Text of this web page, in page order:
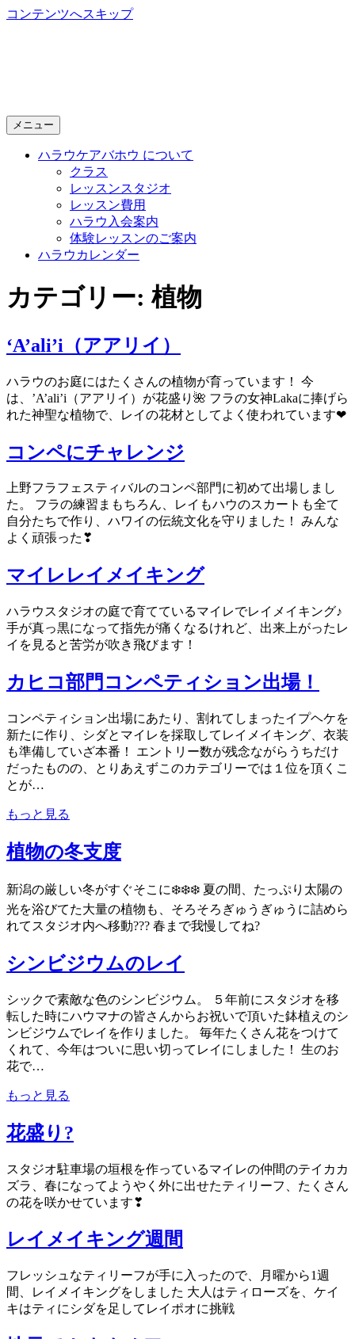
コンテンツへスキップ
メニュー
ハラウケアバホウ について
クラス
レッスンスタジオ
レッスン費用
ハラウ入会案内
体験レッスンのご案内
ハラウカレンダー
カテゴリー: 植物
‘A’ali’i（アアリイ）
ハラウのお庭にはたくさんの植物が育っています！ 今
は、’A’ali’i（アアリイ）が花盛り🌺 フラの女神Lakaに捧げら
れた神聖な植物で、レイの花材としてよく使われています❤
コンペにチャレンジ
上野フラフェスティバルのコンペ部門に初めて出場しまし
た。 フラの練習まもちろん、レイもハウのスカートも全て
自分たちで作り、ハワイの伝統文化を守りました！ みんな
よく頑張った❣
マイレレイメイキング
ハラウスタジオの庭で育てているマイレでレイメイキング♪
手が真っ黒になって指先が痛くなるけれど、出来上がったレ
イを見ると苦労が吹き飛びます！
カヒコ部門コンペティション出場！
コンペティション出場にあたり、割れてしまったイプヘケを
新たに作り、シダとマイレを採取してレイメイキング、衣装
も準備していざ本番！ エントリー数が残念ながらうちだけ
だったものの、とりあえずこのカテゴリーでは１位を頂くこ
とが…
もっと見る
植物の冬支度
新潟の厳しい冬がすぐそこに❄️❄️❄️ 夏の間、たっぷり太陽の
光を浴びてた⁡大量の植物も、そろそろぎゅうぎゅうに詰めら
れてスタジオ内へ移動???⁡ 春まで我慢してね?⁡
シンビジウムのレイ
シックで素敵な色のシンビジウム。 ５年前にスタジオを移
転した時にハウマナの皆さんからお祝いで頂いた鉢植えのシ
ンビジウムでレイを作りました。 毎年たくさん花をつけて
くれて、今年はついに思い切ってレイにしました！ 生のお
花で…
もっと見る
花盛り?
スタジオ駐車場の垣根を作っているマイレの仲間のテイカカ
ズラ、春になってようやく外に出せたティリーフ、たくさん
の花を咲かせています❣
レイメイキング週間
フレッシュなティリーフが手に入ったので、月曜から1週
間、レイメイキングをしました 大人はティローズを、ケイ
キはティにシダを足してレイポオに挑戦